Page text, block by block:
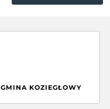
GMINA KOZIEGŁOWY